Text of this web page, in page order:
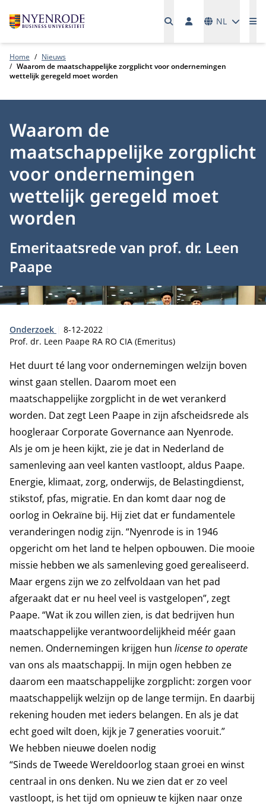
NL
Home
Nieuws
Waarom de maatschappelijke zorgplicht voor ondernemingen
wettelijk geregeld moet worden
Waarom de
maatschappelijke zorgplicht
voor ondernemingen
wettelijk geregeld moet
worden
Emeritaatsrede van prof. dr. Leen
Paape
Type:
Onderzoek Publicatiedatum:
8-12-2022
Prof. dr. Leen Paape RA RO CIA (Emeritus)
Het duurt té lang voor ondernemingen welzijn boven
winst gaan stellen. Daarom moet een
maatschappelijke zorgplicht in de wet verankerd
worden. Dat zegt Leen Paape in zijn afscheidsrede als
hoogleraar Corporate Governance aan Nyenrode.
Als je om je heen kijkt, zie je dat in Nederland de
samenleving aan veel kanten vastloopt, aldus Paape.
Energie, klimaat, zorg, onderwijs, de Belastingdienst,
stikstof, pfas, migratie. En dan komt daar nog de
oorlog in Oekraïne bij. Hij ziet dat er fundamentele
veranderingen nodig zijn. “Nyenrode is in 1946
opgericht om het land te helpen opbouwen. Die mooie
missie hebben we als samenleving goed gerealiseerd.
Maar ergens zijn we zo zelfvoldaan van het pad
afgeraakt dat er nu heel veel is vastgelopen”, zegt
Paape. “Wat ik zou willen zien, is dat bedrijven hun
maatschappelijke verantwoordelijkheid méér gaan
nemen. Ondernemingen krijgen hun license to operate
van ons als maatschappij. In mijn ogen hebben ze
daarom een maatschappelijke zorgplicht: zorgen voor
maatschappelijk welzijn op de lange termijn. En daarbij
rekening houden met ieders belangen. En als je dat
echt goed wilt doen, kijk je 7 generaties vooruit.”
We hebben nieuwe doelen nodig
“Sinds de Tweede Wereldoorlog staan groei en winst
centraal in ons denken. Nu we zien dat er zo veel
vastloopt, is het tijd om opnieuw te kijken naar onze